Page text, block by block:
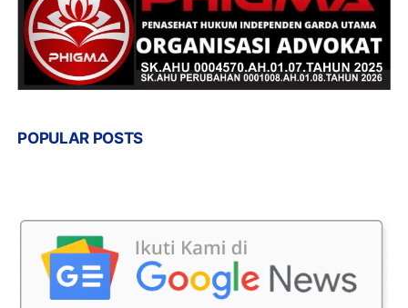
POPULAR POSTS